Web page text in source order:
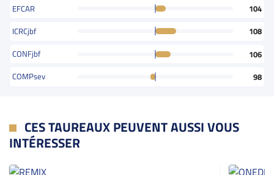
EFCAR
104
ICRCjbf
108
CONFjbf
106
COMPsev
98
CES TAUREAUX PEUVENT AUSSI VOUS
INTÉRESSER